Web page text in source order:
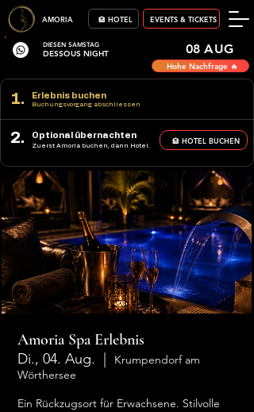
AMORIA 🏨 HOTEL EVENTS & TICKETS
DIESEN SAMSTAG
DESSOUS NIGHT 08 AUG
Hohe Nachfrage 🔥
1. Erlebnis buchen
Buchungsvorgang abschliessen
2. Optional übernachten
Zuerst Amoria buchen, dann Hotel.
🏨 HOTEL BUCHEN
Amoria Spa Erlebnis
Di., 04. Aug.
Krumpendorf am
Wörthersee
Ein Rückzugsort für Erwachsene. Stilvolle